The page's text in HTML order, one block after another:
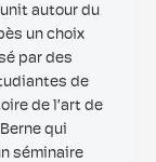
autour du
un choix
par des
de
de l’art de
qui
séminaire